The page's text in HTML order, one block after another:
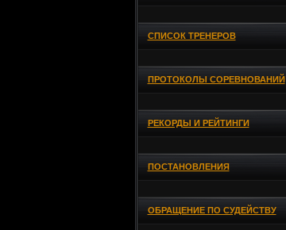
СПИСОК ТРЕНЕРОВ
ПРОТОКОЛЫ СОРЕВНОВАНИЙ
РЕКОРДЫ И РЕЙТИНГИ
ПОСТАНОВЛЕНИЯ
ОБРАЩЕНИЕ ПО СУДЕЙСТВУ